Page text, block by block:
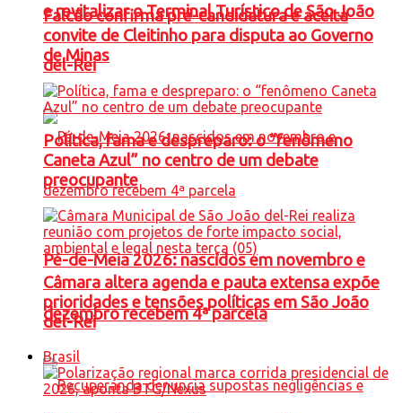
e revitalizar o Terminal Turístico de São João
del-Rei
Pé-de-Meia 2026: nascidos em novembro e
dezembro recebem 4ª parcela
Falcão confirma pré-candidatura e aceita
convite de Cleitinho para disputa ao Governo
de Minas
Política, fama e despreparo: o “fenômeno
Caneta Azul” no centro de um debate
preocupante
Câmara altera agenda e pauta extensa expõe
prioridades e tensões políticas em São João
del-Rei
Brasil